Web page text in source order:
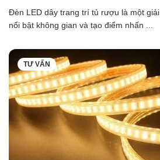
Đèn LED dây trang trí tủ rượu là một
nổi bật không gian và tạo điểm nhấn ...
TƯ VẤN